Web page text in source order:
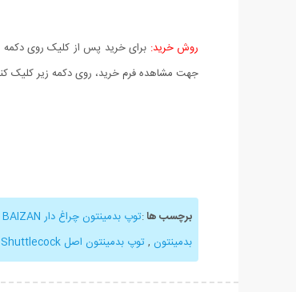
روش خرید: برای خرید پس از کلیک روی دکمه
جهت مشاهده فرم خرید، روی دکمه زیر کلیک
برچسب ها:توپ بدمینتون چراغ دار BAIZAN
بدمینتون , توپ بدمینتون اصل bazian Shuttlecock